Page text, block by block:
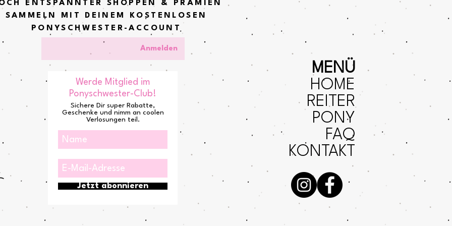
ENTSPANNTER SHOPPEN & PRÄMIEN
SAMMELN MIT DEINEM KOSTENLOSEN
PONYSCHWESTER-ACCOUNT
Anmelden
Werde Mitglied im
Ponyschwester-Club!
Sichere Dir super Rabatte,
Geschenke und nimm an coolen
Verlosungen teil.
Jetzt abonnieren
MENÜ
HOME
REITER
PONY
FAQ
KONTAKT